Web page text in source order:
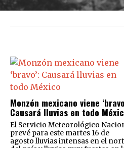
Monzón mexicano viene
Causará lluvias en todo
El Servicio Meteorológico
prevé para este martes 16 de
agosto lluvias intensas en el